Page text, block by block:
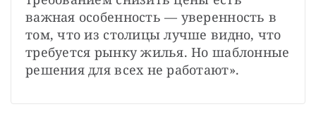
важная особенность — уверенность в
том, что из столицы лучше видно, что
требуется рынку жилья. Но шаблонные
решения для всех не работают».